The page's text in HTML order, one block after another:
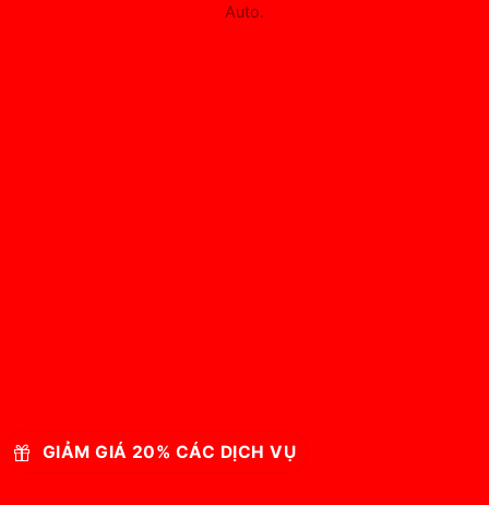
GIẢM GIÁ 20% CÁC DỊCH VỤ
Auto.